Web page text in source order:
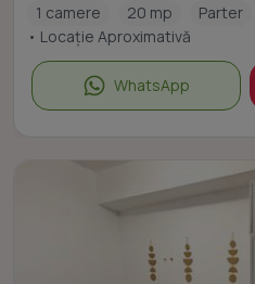
1 camere
20 mp Parter
• Locație Aproximativă
WhatsApp